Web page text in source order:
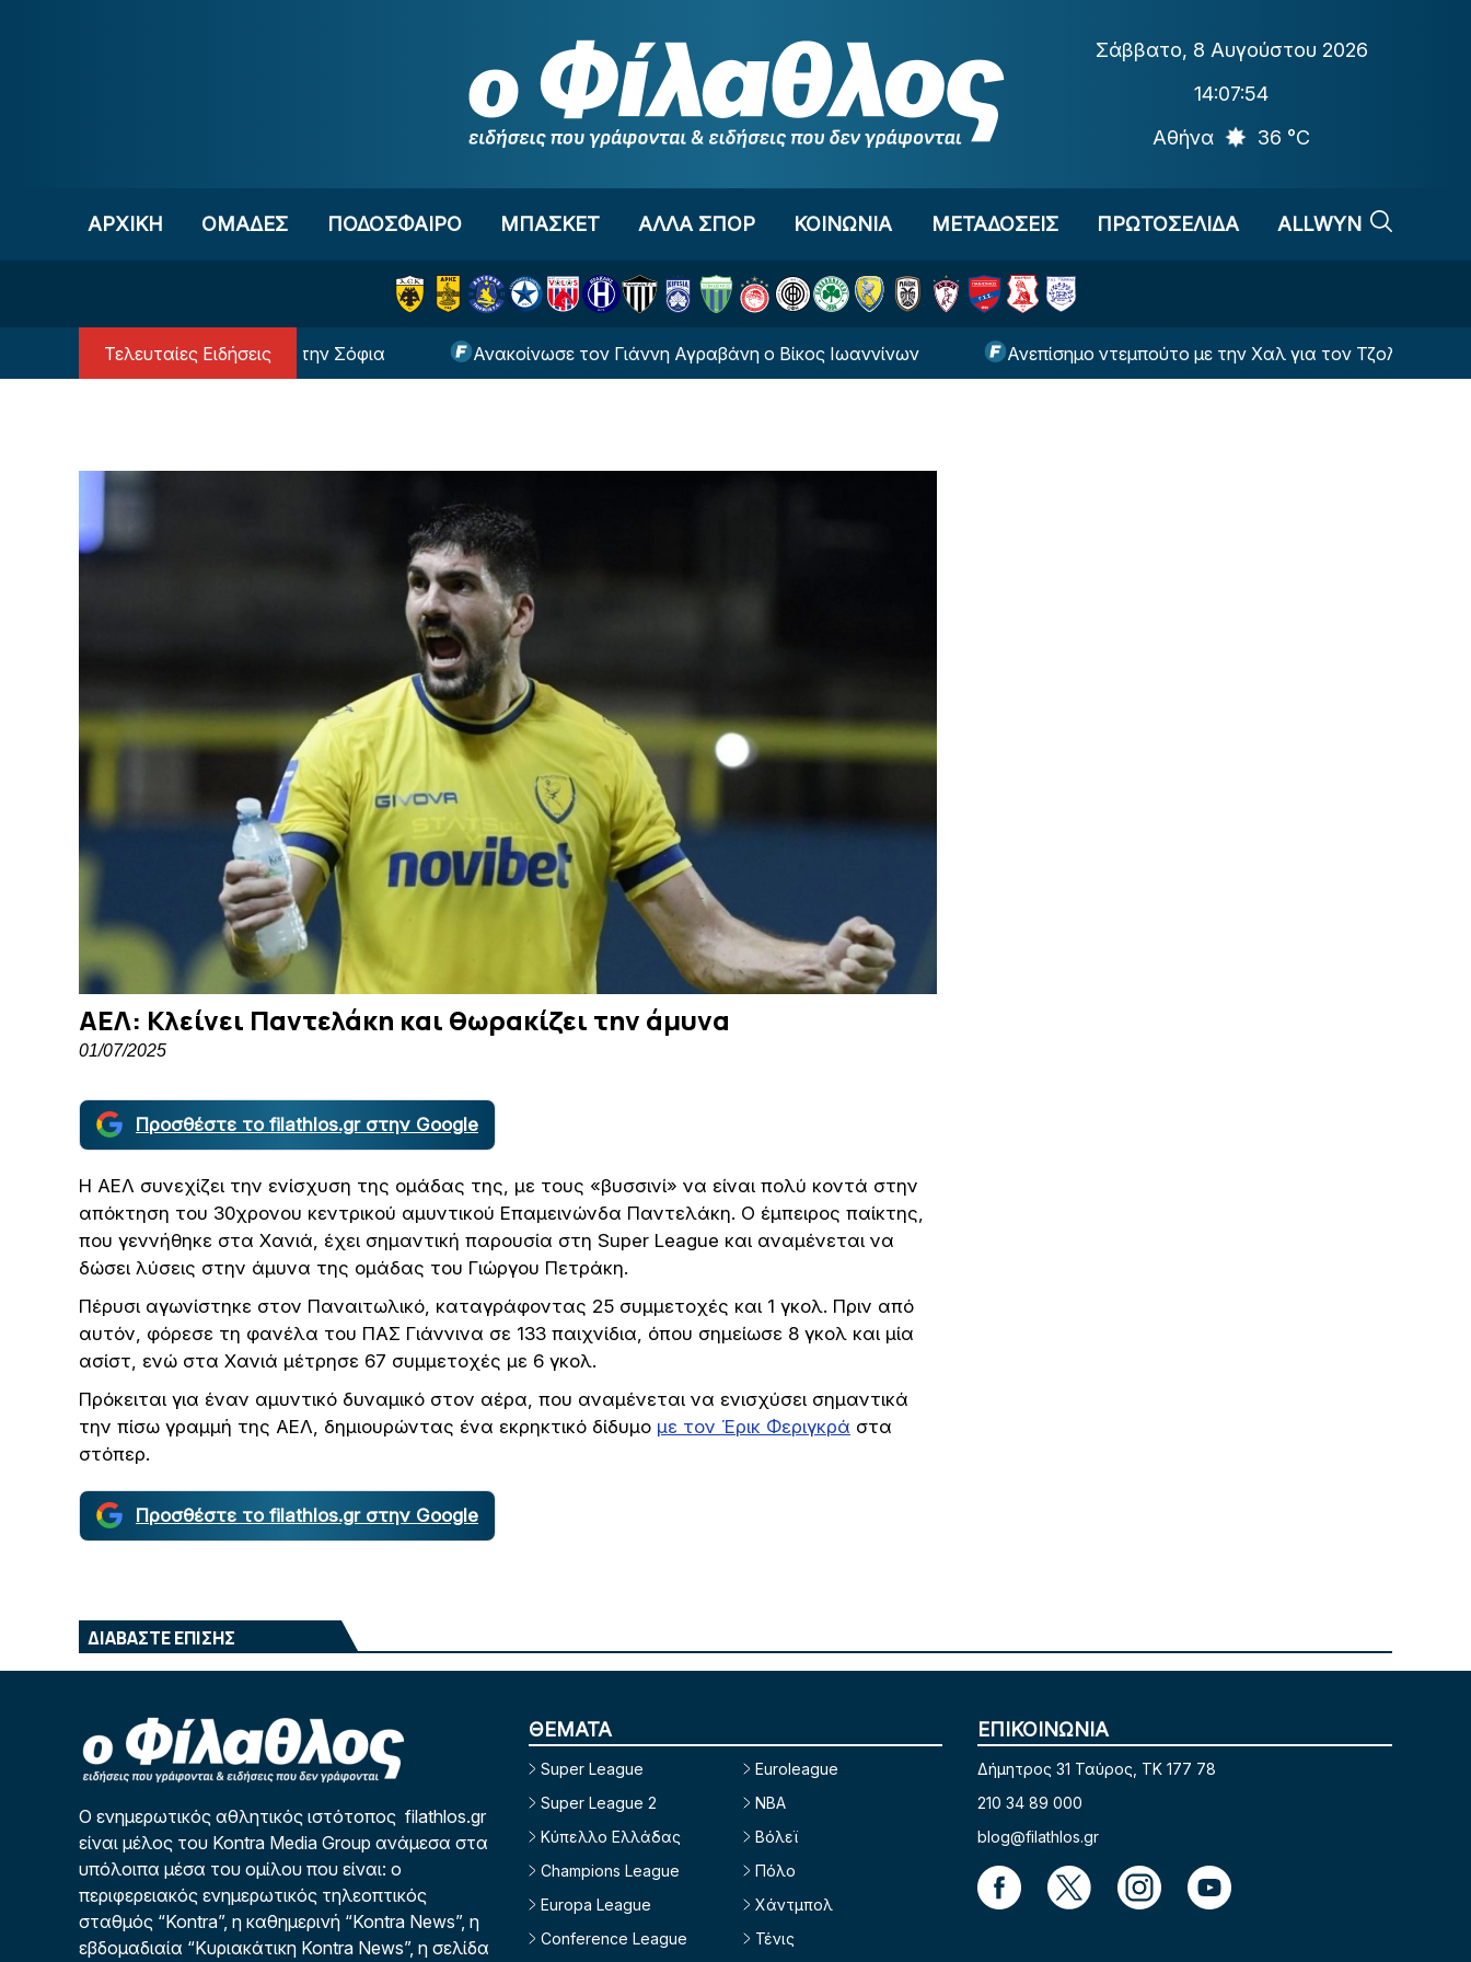
Σάββατο, 8 Αυγούστου 2026
14:07:54
Αθήνα
36 °C
ΑΡΧΙΚΗ OΜΑΔΕΣ ΠΟΔΟΣΦΑΙΡΟ ΜΠΑΣΚΕΤ ΑΛΛΑ ΣΠΟΡ ΚΟΙΝΩΝΙΑ ΜΕΤΑΔΟΣΕΙΣ ΠΡΩΤΟΣΕΛΙΔΑ ALLWYN
Τελευταίες Ειδήσεις
Πράσινη απόβαση στην Σόφια Ανακοίνωσε τον Γιάννη Αγραβάνη ο Βίκος Ιωαννίνων Ανεπίσημο ντεμπούτο με την Χαλ για τον Τζολάκη
ΑΕΛ: Κλείνει Παντελάκη και θωρακίζει την άμυνα
01/07/2025
Προσθέστε το filathlos.gr στην Google
Η ΑΕΛ συνεχίζει την ενίσχυση της ομάδας της, με τους «βυσσινί» να είναι πολύ κοντά στην
απόκτηση του 30χρονου κεντρικού αμυντικού Επαμεινώνδα Παντελάκη. Ο έμπειρος παίκτης,
που γεννήθηκε στα Χανιά, έχει σημαντική παρουσία στη Super League και αναμένεται να
δώσει λύσεις στην άμυνα της ομάδας του Γιώργου Πετράκη.
Πέρυσι αγωνίστηκε στον Παναιτωλικό, καταγράφοντας 25 συμμετοχές και 1 γκολ. Πριν από
αυτόν, φόρεσε τη φανέλα του ΠΑΣ Γιάννινα σε 133 παιχνίδια, όπου σημείωσε 8 γκολ και μία
ασίστ, ενώ στα Χανιά μέτρησε 67 συμμετοχές με 6 γκολ.
Πρόκειται για έναν αμυντικό δυναμικό στον αέρα, που αναμένεται να ενισχύσει σημαντικά
την πίσω γραμμή της ΑΕΛ, δημιουρώντας ένα εκρηκτικό δίδυμο με τον Έρικ Φεριγκρά στα
στόπερ.
Προσθέστε το filathlos.gr στην Google
ΔΙΑΒΑΣΤΕ ΕΠΙΣΗΣ
Ο ενημερωτικός αθλητικός ιστότοπος filathlos.gr
είναι μέλος του Kontra Media Group ανάμεσα στα
υπόλοιπα μέσα του ομίλου που είναι: ο
περιφερειακός ενημερωτικός τηλεοπτικός
σταθμός “Kontra”, η καθημερινή “Kontra News”, η
εβδομαδιαία “Κυριακάτικη Kontra News”, η σελίδα
ΘΕΜΑΤΑ
Super League
Super League 2
Κύπελλο Ελλάδας
Champions League
Europa League
Conference League
Euroleague
NBA
Βόλεϊ
Πόλο
Χάντμπολ
Τένις
ΕΠΙΚΟΙΝΩΝΙΑ
Δήμητρος 31 Ταύρος, TK 177 78
210 34 89 000
blog@filathlos.gr